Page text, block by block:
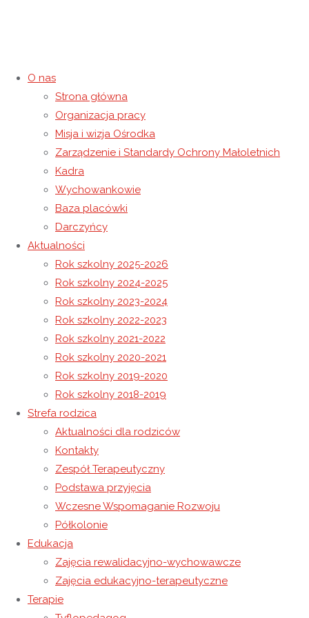
O nas
Strona główna
Organizacja pracy
Misja i wizja Ośrodka
Zarządzenie i Standardy Ochrony Małoletnich
Kadra
Wychowankowie
Baza placówki
Darczyńcy
Aktualności
Rok szkolny 2025-2026
Rok szkolny 2024-2025
Rok szkolny 2023-2024
Rok szkolny 2022-2023
Rok szkolny 2021-2022
Rok szkolny 2020-2021
Rok szkolny 2019-2020
Rok szkolny 2018-2019
Strefa rodzica
Aktualności dla rodziców
Kontakty
Zespół Terapeutyczny
Podstawa przyjęcia
Wczesne Wspomaganie Rozwoju
Półkolonie
Edukacja
Zajęcia rewalidacyjno-wychowawcze
Zajęcia edukacyjno-terapeutyczne
Terapie
Życzenia Wielkanocne
8 kwietnia 202015 listopada 2020 Rok szkolny 2019-2020
Strona główna Rok szkolny 2019-2020
Wielkanocne
Podziękowanie dla SPEC Sp. z o.o. Sp. K.
Konkurs ,,Święty Jan Paweł II- przyjaciel dzieci i młodzieży”
8 kwietnia 202015 listopada 2020
Niepubliczny Ośrodek Rewalidacyjno-Wychowawczy
Caritas w Wysokiej
Wysoka 49
37-100 Łańcut
Email: kontakt@osrodekwysoka.pl